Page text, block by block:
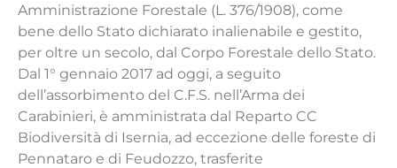
Amministrazione Forestale (L. 376/1908), come
bene dello Stato dichiarato inalienabile e gestito,
per oltre un secolo, dal Corpo Forestale dello Stato.
Dal 1° gennaio 2017 ad oggi, a seguito
dell’assorbimento del C.F.S. nell’Arma dei
Carabinieri, è amministrata dal Reparto CC
Biodiversità di Isernia, ad eccezione delle foreste di
Pennataro e di Feudozzo, trasferite